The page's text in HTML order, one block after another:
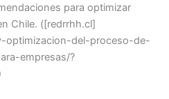
para optimizar
Chile. ([redrrhh.cl]
optimizacion-del-proceso-de-
empresas/?